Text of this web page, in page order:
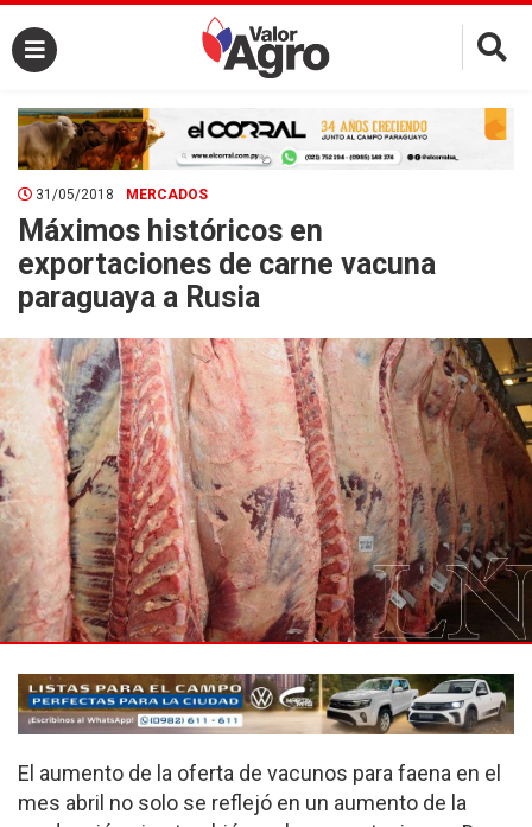
×
31/05/2018 MERCADOS
Máximos históricos en
exportaciones de carne vacuna
paraguaya a Rusia
El aumento de la oferta de vacunos para faena en el
mes abril no solo se reflejó en un aumento de la